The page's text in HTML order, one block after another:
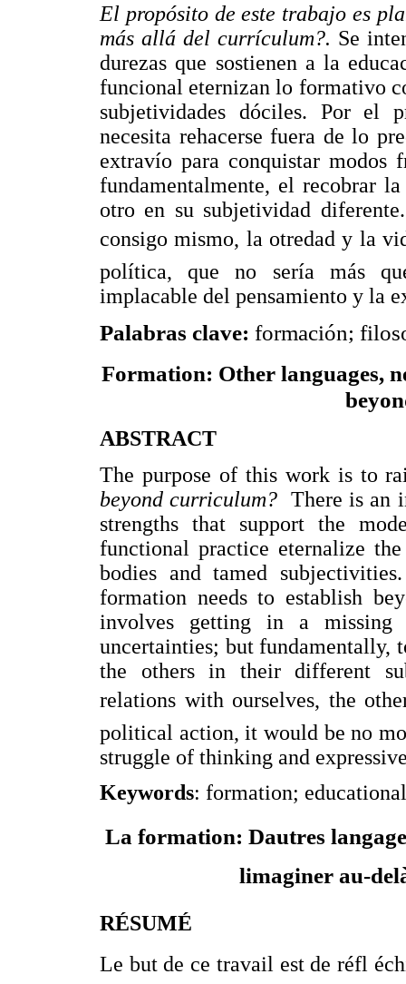
El propósito de este trabajo es
más allá del currículum?. Se
durezas que sostienen a la
funcional eternizan lo formativo
subjetividades dóciles. Por el
necesita rehacerse fuera de lo
extravío para conquistar modos
fundamentalmente, el recobrar
otro en su subjetividad
consigo mismo, la otredad y la
política, que no sería más
implacable del pensamiento y la
Palabras clave: formación;
Formation: Other languages,
ABSTRACT
The purpose of this work is to
beyond curriculum? There is an
strengths that support the
functional practice eternalize
bodies and tamed
formation needs to establish
involves getting in a
uncertainties; but fundamentally,
the others in their different
relations with ourselves, the
political action, it would be no
struggle of thinking and
Keywords: formation;
La formation: Dautres
limaginer au-
RÉSUMÉ
Le but de ce travail est de réfl